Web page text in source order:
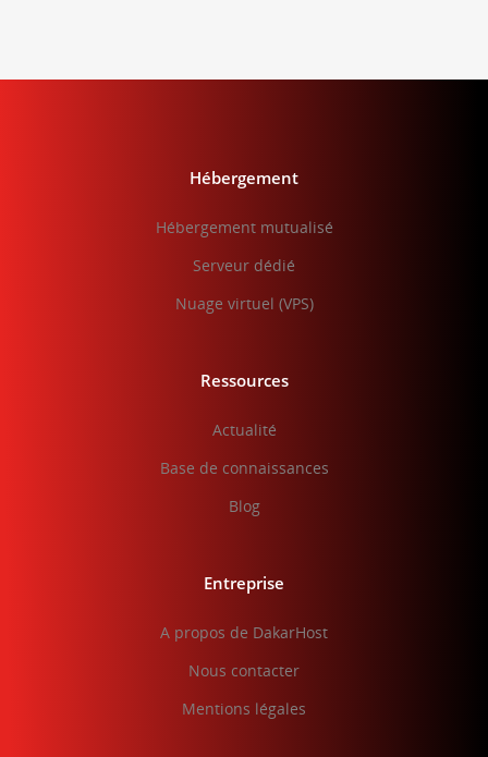
Hébergement
Hébergement mutualisé
Serveur dédié
Nuage virtuel (VPS)
Ressources
Actualité
Base de connaissances
Blog
Entreprise
A propos de DakarHost
Nous contacter
Mentions légales